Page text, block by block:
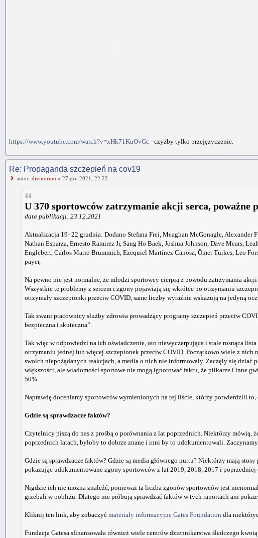
https://www.youtube.com/watch?v=xHk71KuOvGc - czyżby tylko przejęzyczenie.
Re: Propaganda szczepień na cov19
autor: divinorum » 27 gru 2021, 22:22
U 370 sportowców zatrzymanie akcji serca,
data publikacji: 23.12.2021
Aktualizacja 19–22 grudnia: Dodano Stefana Frei, Meaghan McGonagle,
Nathan Esparza, Ernesto Ramirez Jr, Sang Ho Baek, Joshua Johnson, Dave Mears,
Englebert, Carlos Mario Brummich, Ezequiel Martínez Canosa, Ömer Türkes, Leo
payer,
Na pewno nie jest normalne, że młodzi sportowcy cierpią z powodu zatrzymania
Wszystkie te problemy z sercem i zgony pojawiają się wkrótce po otrzymaniu
otrzymały szczepionki przeciw COVID, same liczby wyraźnie wskazują na jedyną
Tak zwani pracownicy służby zdrowia prowadzący programy szczepień przeciw
bezpieczna i skuteczna”.
Tak więc w odpowiedzi na ich oświadczenie, oto niewyczerpująca i stale rosnąca
otrzymaniu jednej lub więcej szczepionek przeciw COVID. Początkowo wiele z
swoich niepożądanych reakcjach, a media o nich nie informowały. Zaczęły się
większości, ale wiadomości sportowe nie mogą ignorować faktu, że piłkarze i inne
50%.
Naprawdę doceniamy sportowców wymienionych na tej liście, którzy potwierdzili to,
Gdzie są sprawdzacze faktów?
Czytelnicy piszą do nas z prośbą o porównania z lat poprzednich. Niektórzy
poprzednich latach, byłoby to dobrze znane i inni by to udokumentowali.
Gdzie są sprawdzacze faktów? Gdzie są media głównego nurtu? Niektórzy mają
pokazując udokumentowane zgony sportowców z lat 2019, 2018, 2017 i poprzedniej
Nigdzie ich nie można znaleźć, ponieważ ta liczba zgonów sportowców jest
grzebali w pobliżu. Dlatego nie próbują sprawdzać faktów w tych raportach ani
Kliknij ten link, aby zobaczyć materiały informacyjne Gates Foundation dla
Fundacja Gatesa sfinansowała również wiele centrów dziennikarstwa śledczego